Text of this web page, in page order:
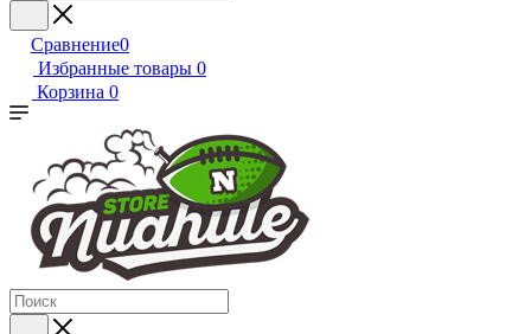
Сравнение0
Избранные товары 0
Корзина 0